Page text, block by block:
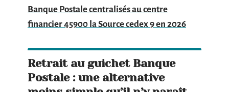
Banque Postale centralisés au centre
financier 45900 la Source cedex 9 en 2026
Retrait au guichet Banque
Postale : une alternative